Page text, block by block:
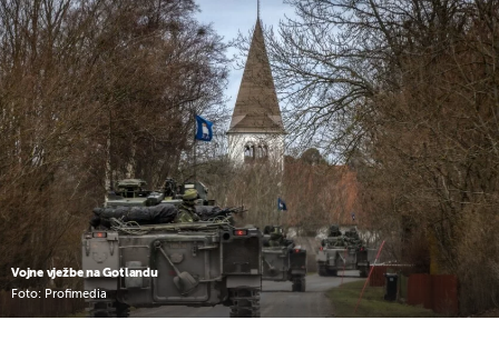
Vojne vježbe na Gotlandu
Foto: Profimedia